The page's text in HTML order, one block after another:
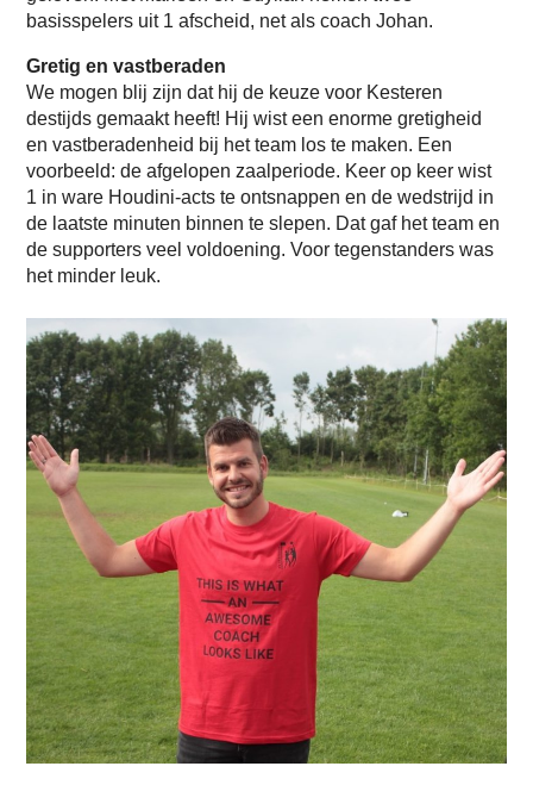
basisspelers uit 1 afscheid, net als coach Johan.
Gretig en vastberaden
We mogen blij zijn dat hij de keuze voor Kesteren
destijds gemaakt heeft! Hij wist een enorme gretigheid
en vastberadenheid bij het team los te maken. Een
voorbeeld: de afgelopen zaalperiode. Keer op keer wist
1 in ware Houdini-acts te ontsnappen en de wedstrijd in
de laatste minuten binnen te slepen. Dat gaf het team en
de supporters veel voldoening. Voor tegenstanders was
het minder leuk.